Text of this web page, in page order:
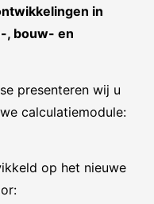
in
, bouw- en
presenteren wij u
calculatiemodule:
op het nieuwe